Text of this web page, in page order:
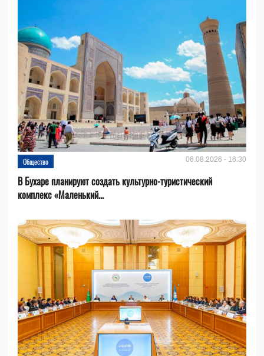
Общество 06.08.2026 - 16:30
В Бухаре планируют создать культурно-туристический
комплекс «Маленький...